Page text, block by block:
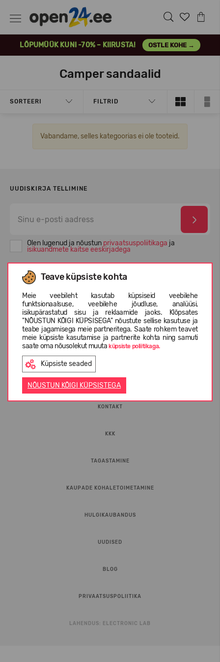
LÕPUMÜÜK KUNI -70% – KIIRUSTA! OSTLE KOHE →
Teave küpsiste kohta
Meie veebileht kasutab küpsiseid veebilehe
funktsionaalsuse, veebilehe jõudluse, analüüsi,
isikupärastatud sisu ja reklaamide jaoks. Klõpsates
"NÕUSTUN KÕIGI KÜPSISEGA" nõustute sellise kasutuse ja
teabe jagamisega meie partneritega. Saate rohkem teavet
meie küpsiste kasutamise ja partnerite kohta ning samuti
saate oma nõusolekut muutaküpsiste poliitikaga.
Küpsiste seaded
NÕUSTUN KÕIGI KÜPSISTEGA
Camper sandaalid
SORTEERI FILTRID
Vabandame, selles kategoorias ei ole tooteid.
UUDISKIRJA TELLIMINE
Olen lugenud ja nõustun privaatsuspoliitikaga ja
isikuandmete kaitse eeskirjadega
KONTAKT
KKK
TAGASTAMINE
KAUPADE KOHALETOIMETAMINE
HULGIKAUBANDUS
UUDISED
BLOG
PRIVAATSUSPOLIITIKA
LAHENDUS: ELECTRONIC LAB